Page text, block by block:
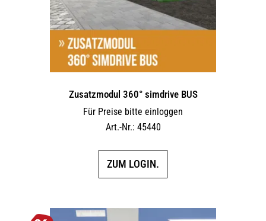
der
Produktseite
Zusatzmodul 360° simdrive BUS
Für Preise bitte einloggen
Art.-Nr.: 45440
ZUM LOGIN.